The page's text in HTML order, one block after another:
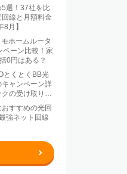
選！37社を比
線と月額料金
月】
ホームルータ
ペーン比較！家
0円はある？
とくとくBB光
ャンペーン詳
の受け取り方
すすめの光回
強ネット回線